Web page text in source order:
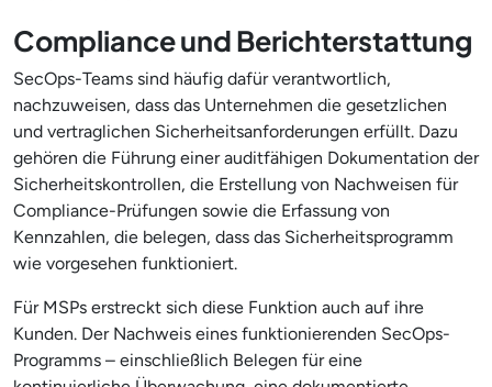
Compliance und Berichterstattung
SecOps-Teams sind häufig dafür verantwortlich,
nachzuweisen, dass das Unternehmen die gesetzlichen
und vertraglichen Sicherheitsanforderungen erfüllt. Dazu
gehören die Führung einer auditfähigen Dokumentation der
Sicherheitskontrollen, die Erstellung von Nachweisen für
Compliance-Prüfungen sowie die Erfassung von
Kennzahlen, die belegen, dass das Sicherheitsprogramm
wie vorgesehen funktioniert.
Für MSPs erstreckt sich diese Funktion auch auf ihre
Kunden. Der Nachweis eines funktionierenden SecOps-
Programms – einschließlich Belegen für eine